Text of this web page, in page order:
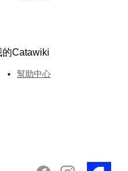
的Catawiki
幫助中心